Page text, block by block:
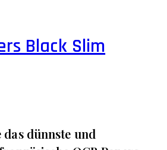
Black Slim
das dünnste und